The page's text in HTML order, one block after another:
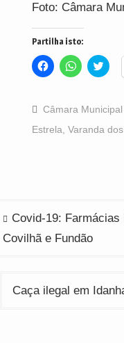
Foto: Câmara
Partilha isto:
Click
to
(Opens
new
window)
Click
to
(Opens
new
window)
Click
to
in
new
Câmara
Estrela, Varanda
Navegação
de
Covid-19:
Covilhã e Fundão
Caça ilegal em